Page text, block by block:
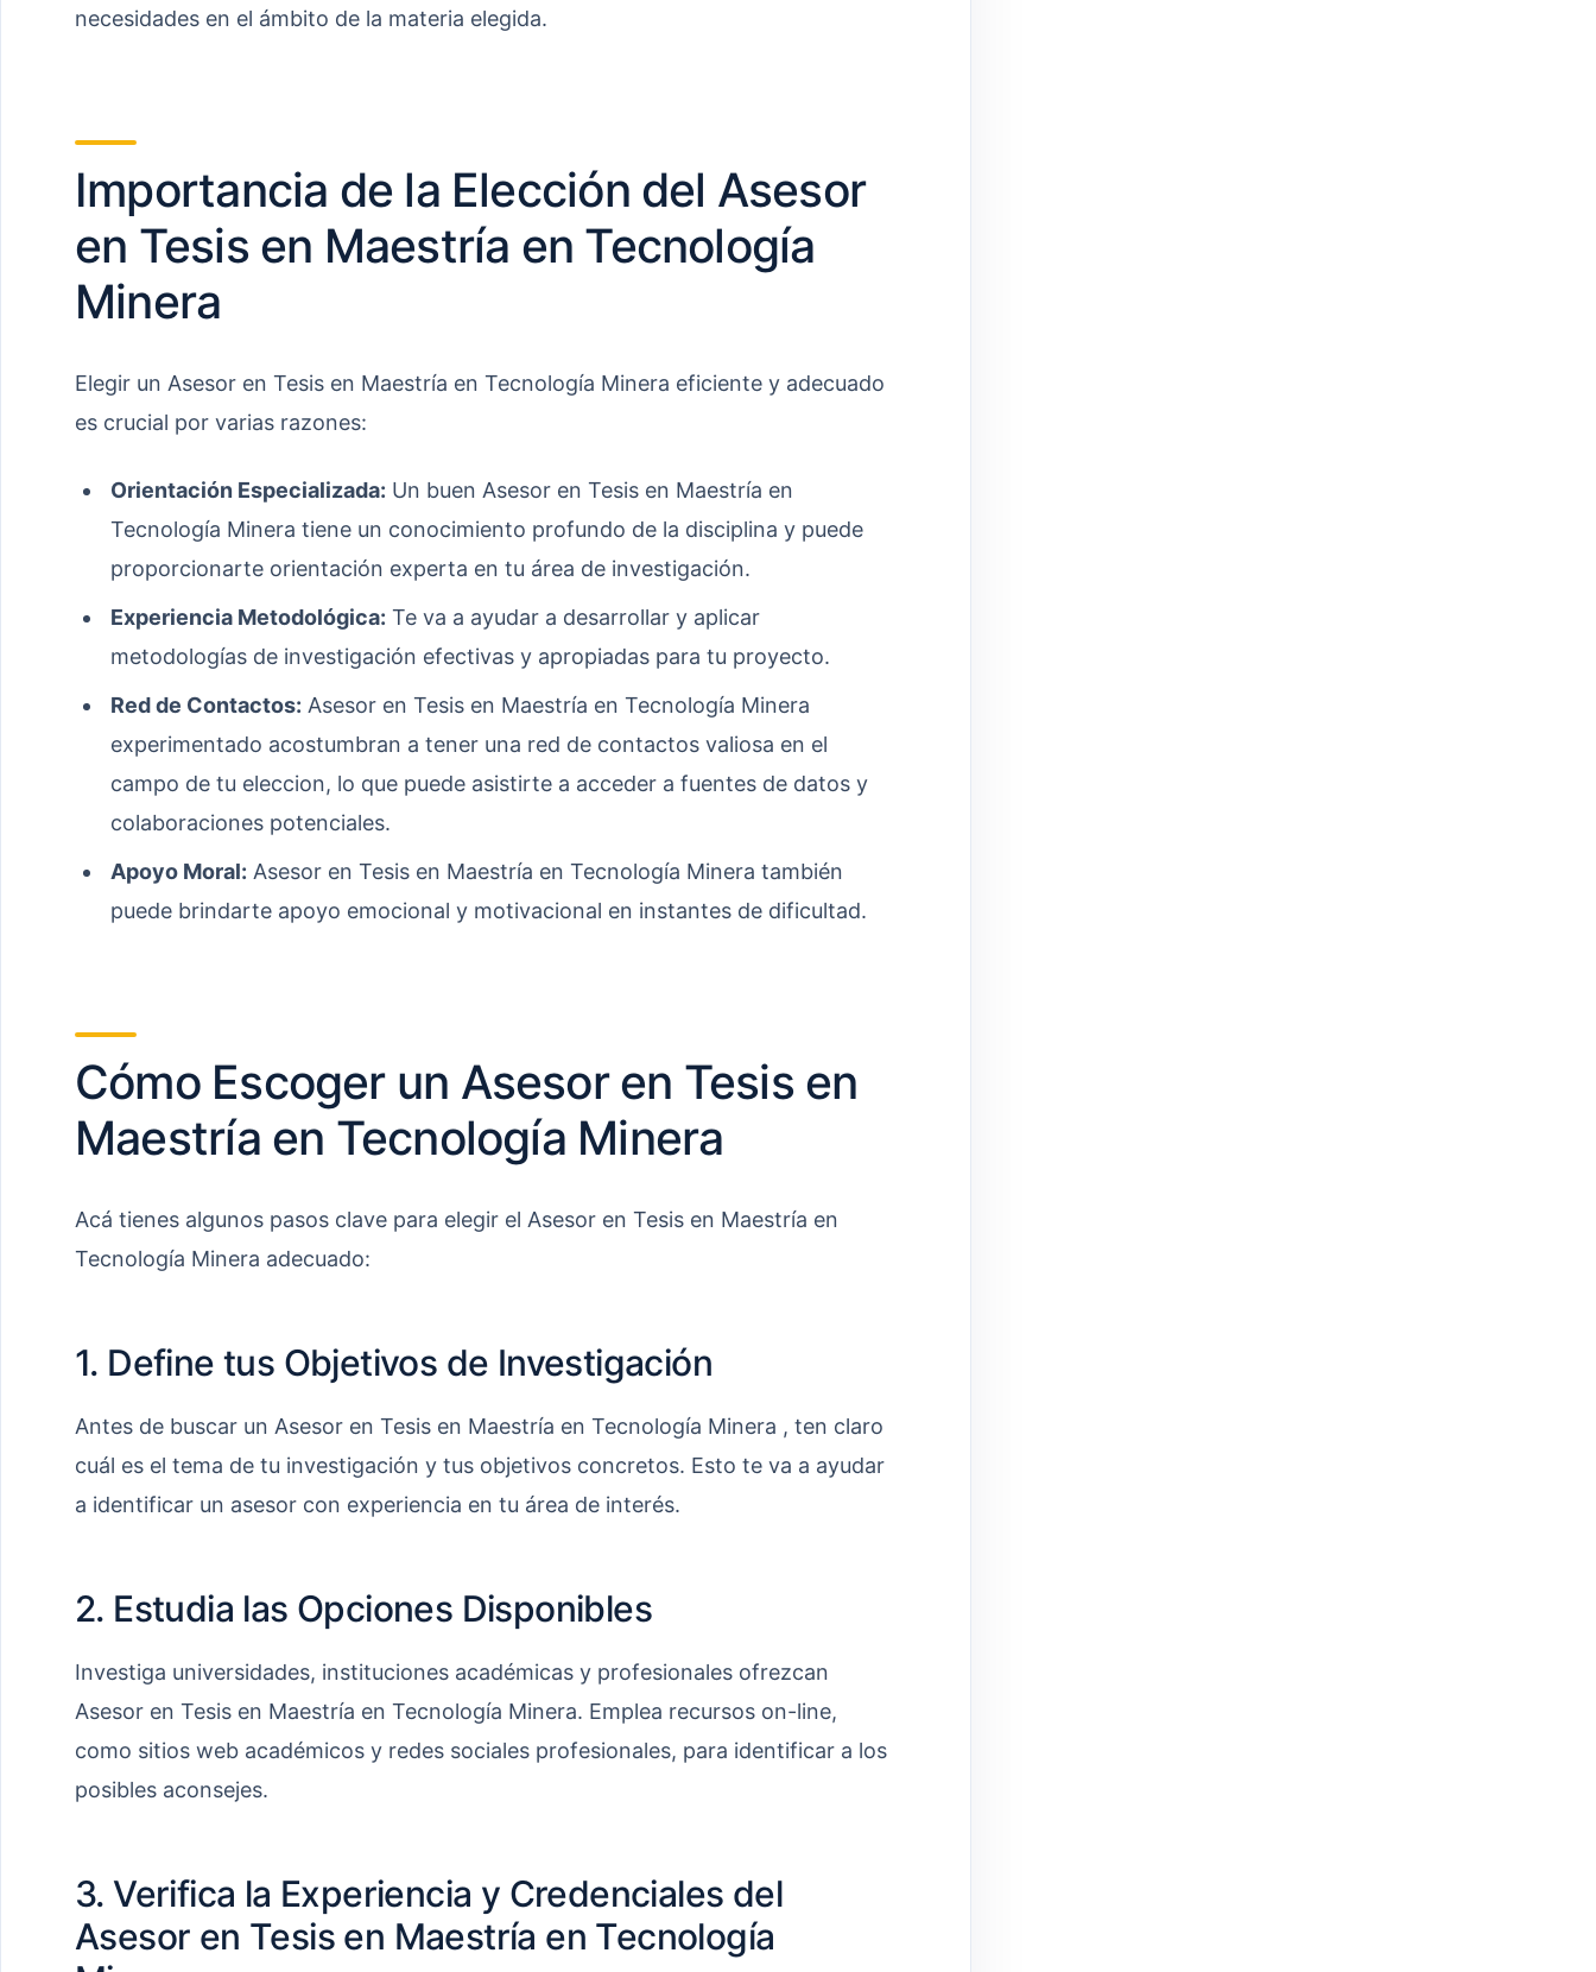
necesidades en el ámbito de la materia elegida.
Importancia de la Elección del Asesor
en Tesis en Maestría en Tecnología
Minera
Elegir un Asesor en Tesis en Maestría en Tecnología Minera eficiente y adecuado
es crucial por varias razones:
Orientación Especializada: Un buen Asesor en Tesis en Maestría en
Tecnología Minera tiene un conocimiento profundo de la disciplina y puede
proporcionarte orientación experta en tu área de investigación.
Experiencia Metodológica: Te va a ayudar a desarrollar y aplicar
metodologías de investigación efectivas y apropiadas para tu proyecto.
Red de Contactos: Asesor en Tesis en Maestría en Tecnología Minera
experimentado acostumbran a tener una red de contactos valiosa en el
campo de tu eleccion, lo que puede asistirte a acceder a fuentes de datos y
colaboraciones potenciales.
Apoyo Moral: Asesor en Tesis en Maestría en Tecnología Minera también
puede brindarte apoyo emocional y motivacional en instantes de dificultad.
Cómo Escoger un Asesor en Tesis en
Maestría en Tecnología Minera
Acá tienes algunos pasos clave para elegir el Asesor en Tesis en Maestría en
Tecnología Minera adecuado:
1. Define tus Objetivos de Investigación
Antes de buscar un Asesor en Tesis en Maestría en Tecnología Minera , ten claro
cuál es el tema de tu investigación y tus objetivos concretos. Esto te va a ayudar
a identificar un asesor con experiencia en tu área de interés.
2. Estudia las Opciones Disponibles
Investiga universidades, instituciones académicas y profesionales ofrezcan
Asesor en Tesis en Maestría en Tecnología Minera. Emplea recursos on-line,
como sitios web académicos y redes sociales profesionales, para identificar a los
posibles aconsejes.
3. Verifica la Experiencia y Credenciales del
Asesor en Tesis en Maestría en Tecnología